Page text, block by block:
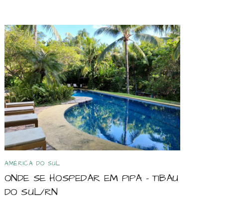
AMÉRICA DO SUL
ONDE SE HOSPEDAR EM PIPA – TIBAU
DO SUL/RN